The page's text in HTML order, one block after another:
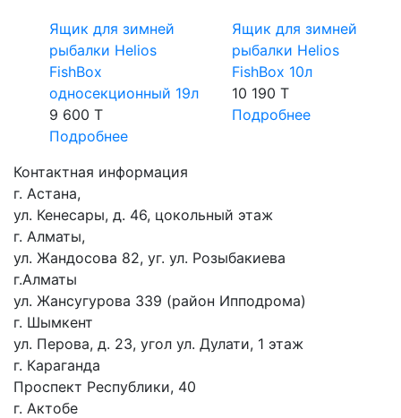
Ящик для зимней
рыбалки Helios
FishBox
односекционный 19л
9 600 T
Подробнее
Ящик для зимней
рыбалки Helios
FishBox 10л
10 190 T
Подробнее
Контактная информация
г. Астана,
ул. Кенесары, д. 46, цокольный этаж
г. Алматы,
ул. Жандосова 82, уг. ул. Розыбакиева
г.Алматы
ул. Жансугурова 339 (район Ипподрома)
г. Шымкент
ул. Перова, д. 23, угол ул. Дулати, 1 этаж
г. Караганда
Проспект Республики, 40
г. Актобе